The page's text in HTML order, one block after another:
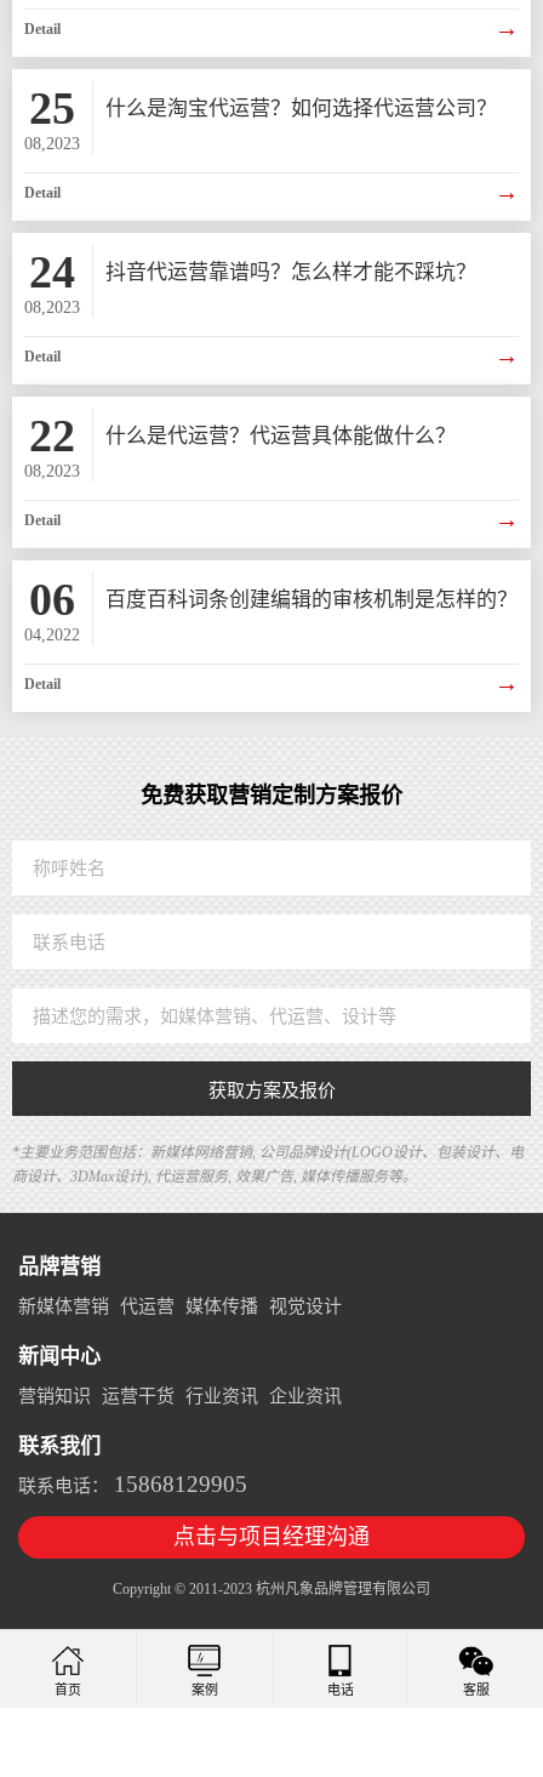
Detail →
25
08,2023
什么是淘宝代运营？如何选择代运营公司？
Detail →
24
08,2023
抖音代运营靠谱吗？怎么样才能不踩坑？
Detail →
22
08,2023
什么是代运营？代运营具体能做什么？
Detail →
06
04,2022
百度百科词条创建编辑的审核机制是怎样的？
Detail →
免费获取营销定制方案报价
获取方案及报价
*主要业务范围包括：新媒体网络营销, 公司品牌设计(LOGO设计、包装设计、电
商设计、3DMax设计), 代运营服务, 效果广告, 媒体传播服务等。
品牌营销
新媒体营销 代运营 媒体传播 视觉设计
新闻中心
营销知识 运营干货 行业资讯 企业资讯
联系我们
联系电话： 15868129905
点击与项目经理沟通
Copyright © 2011-2023 杭州凡象品牌管理有限公司
首页 案例 电话 客服